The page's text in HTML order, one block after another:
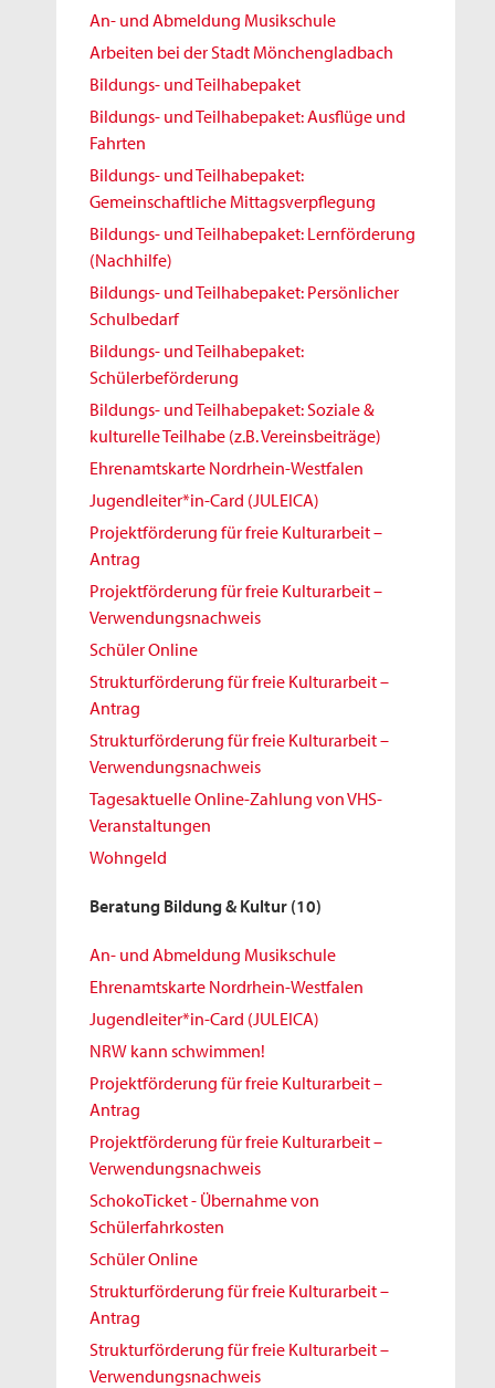
An- und Abmeldung Musikschule
Arbeiten bei der Stadt Mönchengladbach
Bildungs- und Teilhabepaket
Bildungs- und Teilhabepaket: Ausflüge und
Fahrten
Bildungs- und Teilhabepaket:
Gemeinschaftliche Mittagsverpflegung
Bildungs- und Teilhabepaket: Lernförderung
(Nachhilfe)
Bildungs- und Teilhabepaket: Persönlicher
Schulbedarf
Bildungs- und Teilhabepaket:
Schülerbeförderung
Bildungs- und Teilhabepaket: Soziale &
kulturelle Teilhabe (z.B. Vereinsbeiträge)
Ehrenamtskarte Nordrhein-Westfalen
Jugendleiter*in-Card (JULEICA)
Projektförderung für freie Kulturarbeit –
Antrag
Projektförderung für freie Kulturarbeit –
Verwendungsnachweis
Schüler Online
Strukturförderung für freie Kulturarbeit –
Antrag
Strukturförderung für freie Kulturarbeit –
Verwendungsnachweis
Tagesaktuelle Online-Zahlung von VHS-
Veranstaltungen
Wohngeld
Beratung Bildung & Kultur (10)
An- und Abmeldung Musikschule
Ehrenamtskarte Nordrhein-Westfalen
Jugendleiter*in-Card (JULEICA)
NRW kann schwimmen!
Projektförderung für freie Kulturarbeit –
Antrag
Projektförderung für freie Kulturarbeit –
Verwendungsnachweis
SchokoTicket - Übernahme von
Schülerfahrkosten
Schüler Online
Strukturförderung für freie Kulturarbeit –
Antrag
Strukturförderung für freie Kulturarbeit –
Verwendungsnachweis